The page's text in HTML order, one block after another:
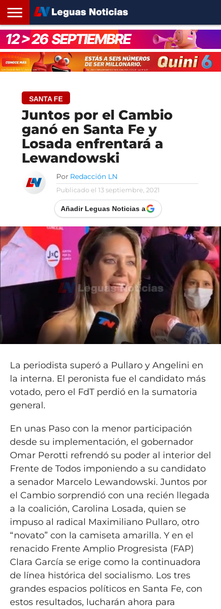
INICIO
SANTA
FE
ROSARIO24
REGIONES
ARGENTINA
OPINIÓN
CONTACTO
SANTA FE
Juntos por el Cambio
ganó en Santa Fe y
Losada enfrentará a
Lewandowski
Por Redacción LN
Publicado el 13 septiembre, 2021
Añadir Leguas Noticias a
La periodista superó a Pullaro y Angelini en
la interna. El peronista fue el candidato más
votado, pero el FdT perdió en la sumatoria
general.
En unas Paso con la menor participación
desde su implementación, el gobernador
Omar Perotti refrendó su poder al interior del
Frente de Todos imponiendo a su candidato
a senador Marcelo Lewandowski. Juntos por
el Cambio sorprendió con una recién llegada
a la coalición, Carolina Losada, quien se
impuso al radical Maximiliano Pullaro, otro
“novato” con la camiseta amarilla. Y en el
renacido Frente Amplio Progresista (FAP)
Clara García se erige como la continuadora
de línea histórica del socialismo. Los tres
grandes espacios políticos en Santa Fe, con
estos resultados, lucharán ahora para